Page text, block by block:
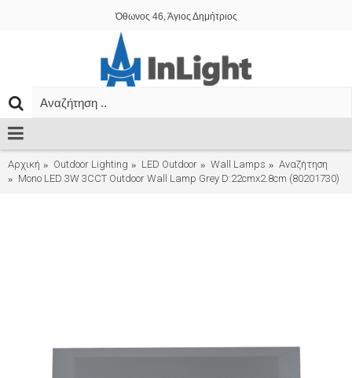
Όθωνος 46, Άγιος Δημήτριος
Αρχική Outdoor Lighting LED Outdoor Wall Lamps
Αναζήτηση
Mono LED 3W 3CCT Outdoor Wall Lamp Grey D:22cmx2.8cm (80201730)